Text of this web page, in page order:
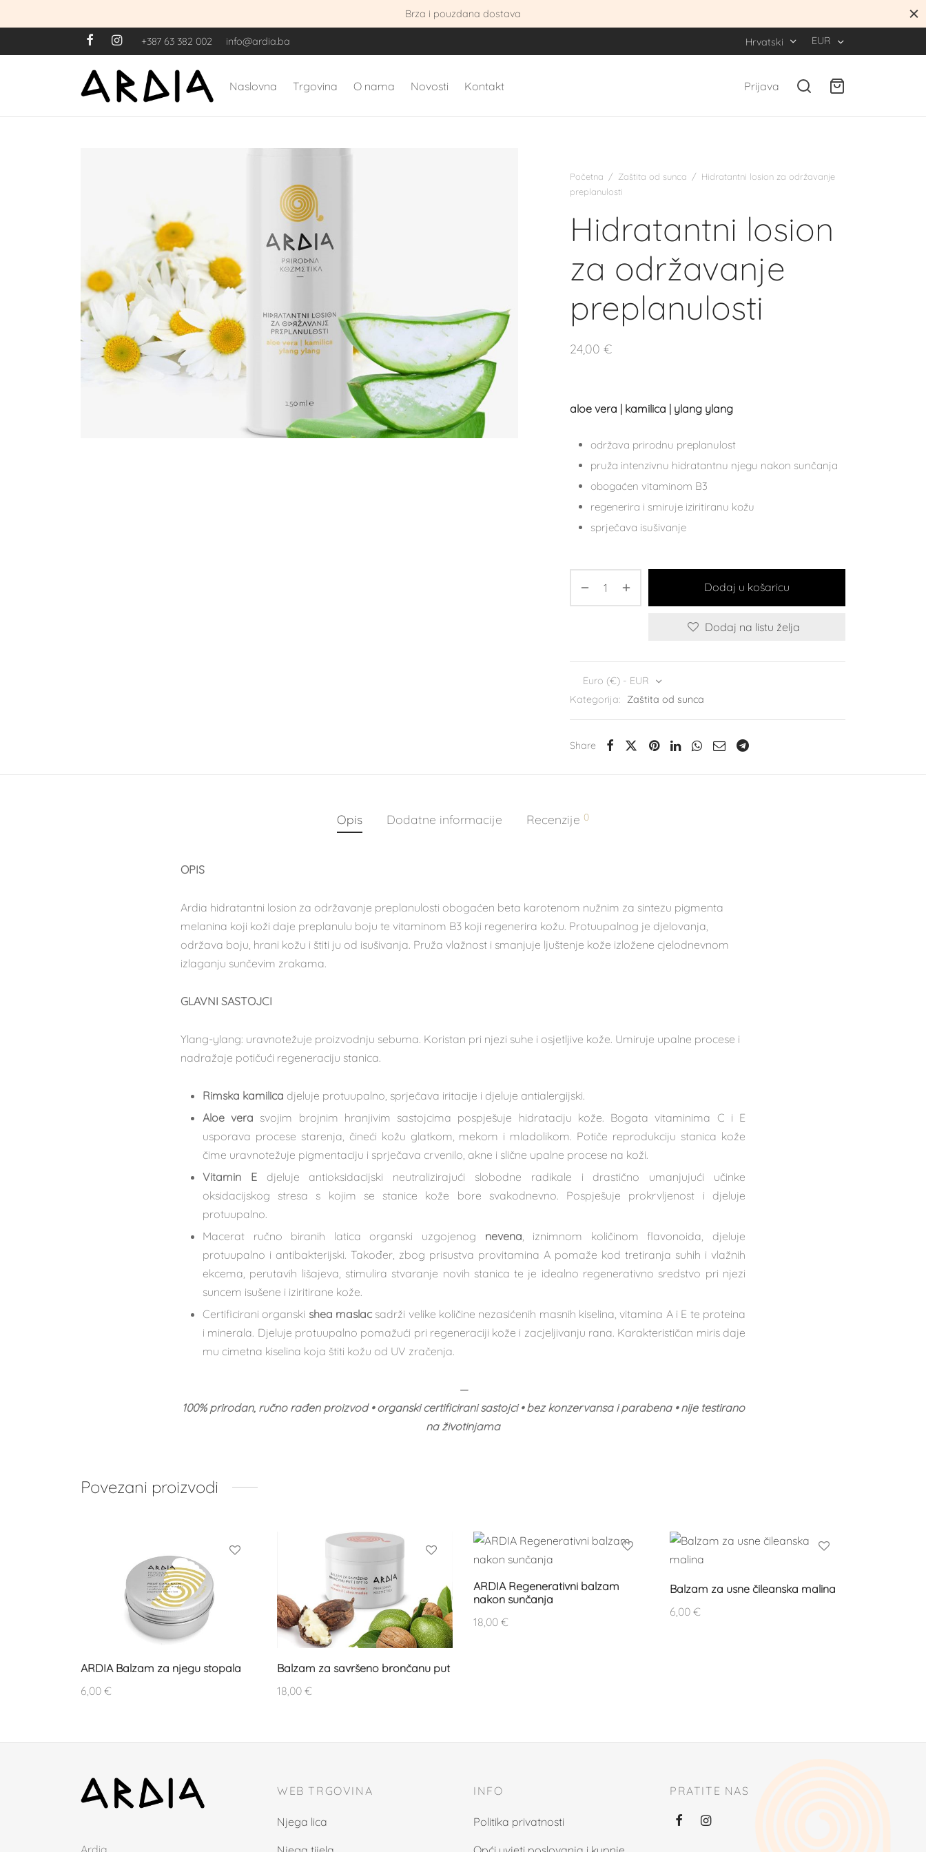
Brza i pouzdana dostava
+387 63 382 002 info@ardia.ba Hrvatski EUR
Naslovna Trgovina O nama Novosti Kontakt Prijava
Početna / Zaštita od sunca / Hidratantni losion za održavanje
preplanulosti
Hidratantni losion
za održavanje
preplanulosti
24,00 €
aloe vera | kamilica | ylang ylang
održava prirodnu preplanulost
pruža intenzivnu hidratantnu njegu nakon sunčanja
obogaćen vitaminom B3
regenerira i smiruje iziritiranu kožu
sprječava isušivanje
Dodaj u košaricu
Dodaj na listu želja
Euro (€) - EUR
Kategorija:
Zaštita od sunca
Share
Opis Dodatne informacije Recenzije 0
OPIS
Ardia hidratantni losion za održavanje preplanulosti obogaćen beta karotenom nužnim za sintezu pigmenta
melanina koji koži daje preplanulu boju te vitaminom B3 koji regenerira kožu. Protuupalnog je djelovanja,
održava boju, hrani kožu i štiti ju od isušivanja. Pruža vlažnost i smanjuje ljuštenje kože izložene cjelodnevnom
izlaganju sunčevim zrakama.
GLAVNI SASTOJCI
Ylang-ylang: uravnotežuje proizvodnju sebuma. Koristan pri njezi suhe i osjetljive kože. Umiruje upalne procese i
nadražaje potičući regeneraciju stanica.
Rimska kamilica djeluje protuupalno, sprječava iritacije i djeluje antialergijski.
Aloe vera svojim brojnim hranjivim sastojcima pospješuje hidrataciju kože. Bogata vitaminima C i E
usporava procese starenja, čineći kožu glatkom, mekom i mladolikom. Potiče reprodukciju stanica kože
čime uravnotežuje pigmentaciju i sprječava crvenilo, akne i slične upalne procese na koži.
Vitamin Edjeluje antioksidacijski neutralizirajući slobodne radikale i drastično umanjujući učinke
oksidacijskog stresa s kojim se stanice kože bore svakodnevno. Pospješuje prokrvljenost i djeluje
protuupalno.
Macerat ručno biranih latica organski uzgojenog nevena, iznimnom količinom flavonoida, djeluje
protuupalno i antibakterijski. Također, zbog prisustva provitamina A pomaže kod tretiranja suhih i vlažnih
ekcema, perutavih lišajeva, stimulira stvaranje novih stanica te je idealno regenerativno sredstvo pri njezi
suncem isušene i iziritirane kože.
Certificirani organski shea maslacsadrži velike količine nezasićenih masnih kiselina, vitamina A i E te proteina
i minerala. Djeluje protuupalno pomažući pri regeneraciji kože i zacjeljivanju rana. Karakterističan miris daje
mu cimetna kiselina koja štiti kožu od UV zračenja.
—
100% prirodan, ručno rađen proizvod • organski certificirani sastojci • bez konzervansa i parabena • nije testirano
na životinjama
Povezani proizvodi
ARDIA Balzam za njegu stopala
6,00 €
Balzam za savršeno brončanu put
18,00 €
ARDIA Regenerativni balzam
nakon sunčanja
18,00 €
Balzam za usne čileanska malina
6,00 €
WEB TRGOVINA
Njega lica
INFO
Politika privatnosti
PRATITE NAS